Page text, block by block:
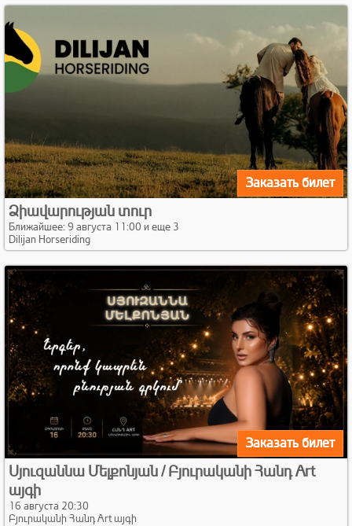
Заказать билет
Ձիավարության տուր
Ближайшее: 9 августа 11:00 и еще 3
Dilijan Horseriding
Заказать билет
Սյուզաննա Մելքոնյան / Բյուրականի Հանդ Art
այգի
16 августа 20:30
Բյուրականի Հանդ Art այգի